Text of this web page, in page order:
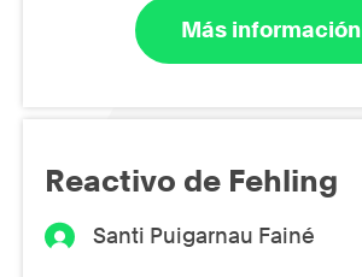
Más información
Reactivo de Fehling
Santi Puigarnau Fainé